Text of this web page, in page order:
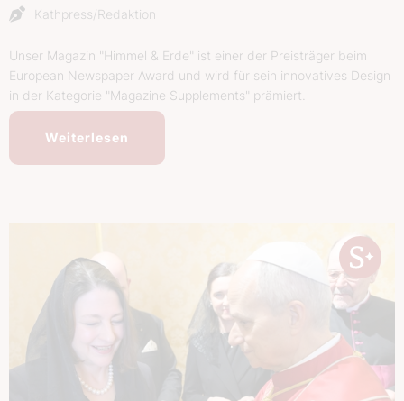
Kathpress/Redaktion
Unser Magazin "Himmel & Erde" ist einer der Preisträger beim
European Newspaper Award und wird für sein innovatives Design
in der Kategorie "Magazine Supplements" prämiert.
Weiterlesen